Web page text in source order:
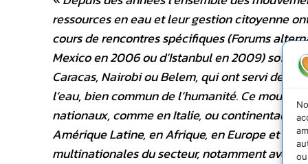
ressources en eau et leur gestion citoyenne
cours de rencontres spécifiques (Forums
Mexico en 2006 ou d’Istanbul en 2009) soit à
Caracas, Nairobi ou Belem, qui ont servi de
l’eau, bien commun de l’humanité. Ce
nationaux, comme en Italie, ou continentaux,
Amérique Latine, en Afrique, en Europe et
multinationales du secteur, notamment avec